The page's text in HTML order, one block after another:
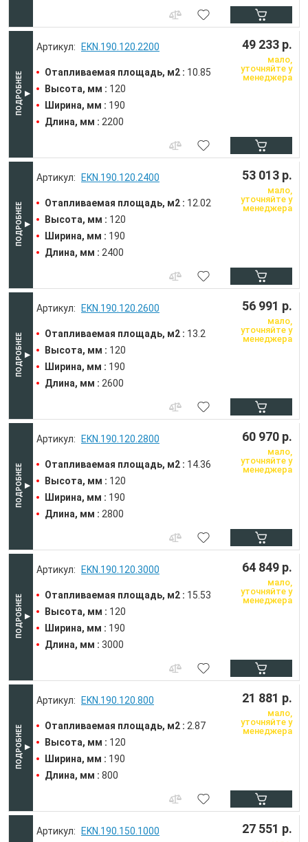
EKN.190.120.2200
Отапливаемая площадь, м2 : 10.85
Высота, мм : 120
Ширина, мм : 190
Длина, мм : 2200
49 233 р.
мало,
уточняйте у
менеджера
EKN.190.120.2400
Отапливаемая площадь, м2 : 12.02
Высота, мм : 120
Ширина, мм : 190
Длина, мм : 2400
53 013 р.
мало,
уточняйте у
менеджера
EKN.190.120.2600
Отапливаемая площадь, м2 : 13.2
Высота, мм : 120
Ширина, мм : 190
Длина, мм : 2600
56 991 р.
мало,
уточняйте у
менеджера
EKN.190.120.2800
Отапливаемая площадь, м2 : 14.36
Высота, мм : 120
Ширина, мм : 190
Длина, мм : 2800
60 970 р.
мало,
уточняйте у
менеджера
EKN.190.120.3000
Отапливаемая площадь, м2 : 15.53
Высота, мм : 120
Ширина, мм : 190
Длина, мм : 3000
64 849 р.
мало,
уточняйте у
менеджера
EKN.190.120.800
Отапливаемая площадь, м2 : 2.87
Высота, мм : 120
Ширина, мм : 190
Длина, мм : 800
21 881 р.
мало,
уточняйте у
менеджера
EKN.190.150.1000 27 551 р.